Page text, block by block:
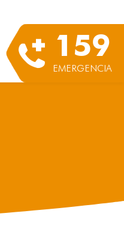
159
EMERGENCIA